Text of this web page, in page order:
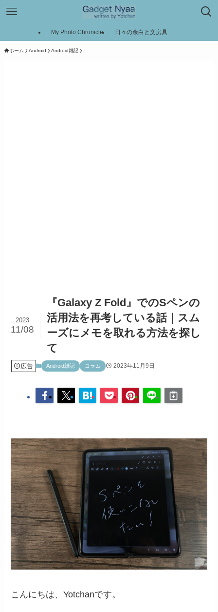
My Photo Chronicle 日々の余白と文房具
ホーム Android Android雑記
『Galaxy Z Fold』でのSペンの
活用法を再考している話｜スム
ーズにメモを取れる方法を探し
て
2023
11/08
広告 Android雑記 コラム 2023年11月9日
こんにちは、Yotchanです。